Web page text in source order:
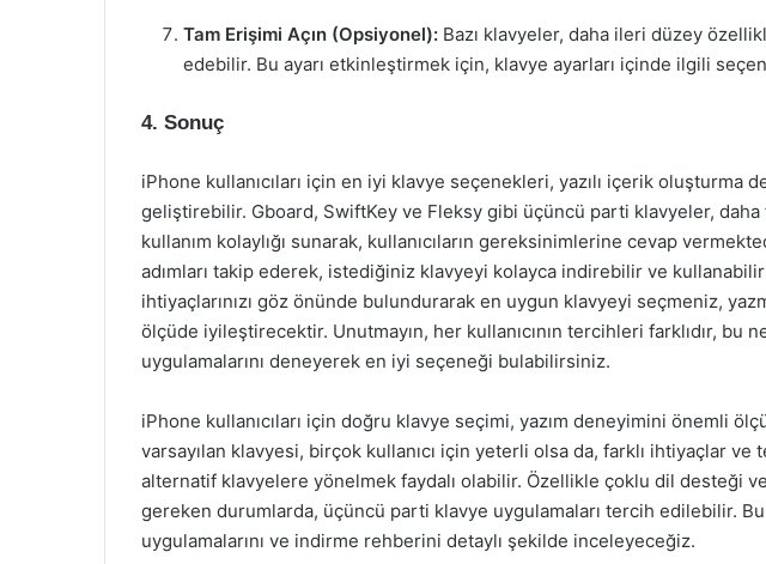
Tam Erişimi Açın (Opsiyonel): Bazı klavyeler, daha ileri düzey
edebilir. Bu ayarı etkinleştirmek için, klavye ayarları içinde ilgili
4. Sonuç
iPhone kullanıcıları için en iyi klavye seçenekleri, yazılı içerik oluşturma
geliştirebilir. Gboard, SwiftKey ve Fleksy gibi üçüncü parti klavyeler,
kullanım kolaylığı sunarak, kullanıcıların gereksinimlerine cevap
adımları takip ederek, istediğiniz klavyeyi kolayca indirebilir ve
ihtiyaçlarınızı göz önünde bulundurarak en uygun klavyeyi seçmeniz,
ölçüde iyileştirecektir. Unutmayın, her kullanıcının tercihleri farklıdır, bu
uygulamalarını deneyerek en iyi seçeneği bulabilirsiniz.
iPhone kullanıcıları için doğru klavye seçimi, yazım deneyimini önemli
varsayılan klavyesi, birçok kullanıcı için yeterli olsa da, farklı ihtiyaçlar
alternatif klavyelere yönelmek faydalı olabilir. Özellikle çoklu dil desteği
gereken durumlarda, üçüncü parti klavye uygulamaları tercih edilebilir. Bu
uygulamalarını ve indirme rehberini detaylı şekilde inceleyeceğiz.